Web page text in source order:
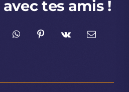
tes amis !
WhatsAppPinterest
Vk Email